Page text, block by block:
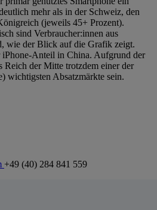
mehr als in der Schweiz, den
(jeweils 45+ Prozent).
sind Verbraucher:innen aus
wie der Blick auf die Grafik zeigt.
iPhone-Anteil in China. Aufgrund der
Reich der Mitte trotzdem einer der
wichtigsten Absatzmärkte sein.
+49 (40) 284 841 559